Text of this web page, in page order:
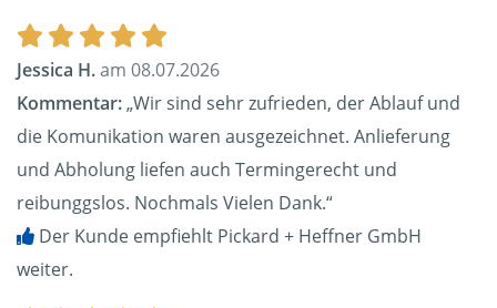
Jessica H.am 08.07.2026
Kommentar:„Wir sind sehr zufrieden, der Ablauf und
die Komunikation waren ausgezeichnet. Anlieferung
und Abholung liefen auch Termingerecht und
reibunggslos. Nochmals Vielen Dank.“
Der Kunde empfiehlt Pickard + Heffner GmbH
weiter.